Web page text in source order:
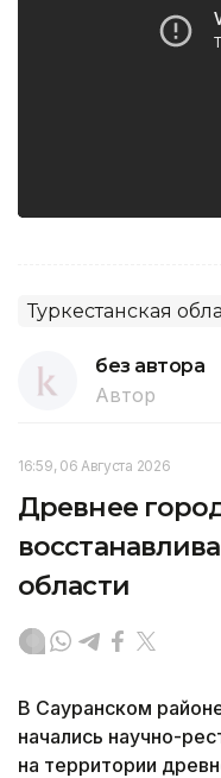
Туркестанская
без автора
Автор
16:59, 06 Августа 2026
Древнее
области
В Сауранском
начались научно-
на территории